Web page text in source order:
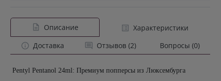
Описание
Характеристики
Доставка
Отзывов (2) Вопросы (0)
Pentyl Pentanol 24ml: Премиум попперсы из Люксембурга